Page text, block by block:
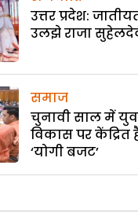
उत्तर प्रदेश:
उलझे राजा
समाज
चुनावी साल में
विकास पर केंद्रित
‘योगी बजट’